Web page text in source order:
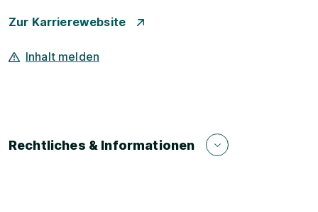
Zur Karrierewebsite
Inhalt melden
Rechtliches & Informationen